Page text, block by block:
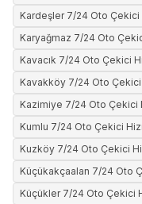
Kardeşler 7/24 Oto Çekici
Karyağmaz 7/24 Oto
Kavacık 7/24 Oto Çekici
Kavakköy 7/24 Oto
Kazimiye 7/24 Oto Çekici
Kumlu 7/24 Oto Çekici
Kuzköy 7/24 Oto Çekici
Küçükakçaalan 7/24 Oto
Küçükler 7/24 Oto Çekici